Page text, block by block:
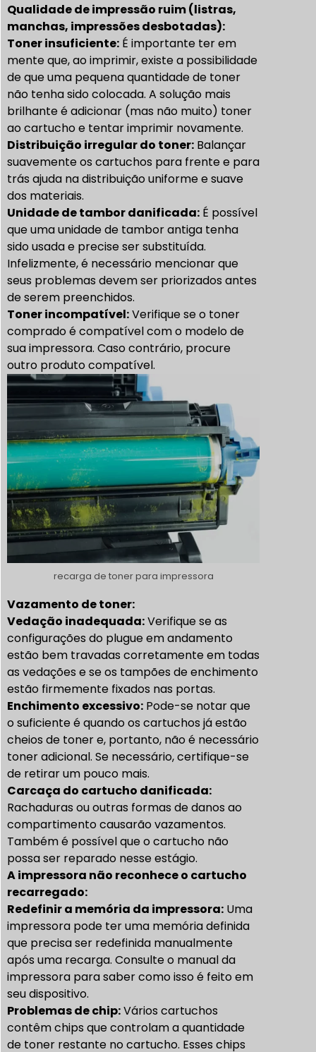
Qualidade de impressão ruim (listras,
manchas, impressões desbotadas):
Toner insuficiente: É importante ter em
mente que, ao imprimir, existe a possibilidade
de que uma pequena quantidade de toner
não tenha sido colocada. A solução mais
brilhante é adicionar (mas não muito) toner
ao cartucho e tentar imprimir novamente.
Distribuição irregular do toner: Balançar
suavemente os cartuchos para frente e para
trás ajuda na distribuição uniforme e suave
dos materiais.
Unidade de tambor danificada: É possível
que uma unidade de tambor antiga tenha
sido usada e precise ser substituída.
Infelizmente, é necessário mencionar que
seus problemas devem ser priorizados antes
de serem preenchidos.
Toner incompatível:Verifique se o toner
comprado é compatível com o modelo de
sua impressora. Caso contrário, procure
outro produto compatível.
recarga de toner para impressora
Vazamento de toner:
Vedação inadequada:Verifique se as
configurações do plugue em andamento
estão bem travadas corretamente em todas
as vedações e se os tampões de enchimento
estão firmemente fixados nas portas.
Enchimento excessivo: Pode-se notar que
o suficiente é quando os cartuchos já estão
cheios de toner e, portanto, não é necessário
toner adicional. Se necessário, certifique-se
de retirar um pouco mais.
Carcaça do cartucho danificada:
Rachaduras ou outras formas de danos ao
compartimento causarão vazamentos.
Também é possível que o cartucho não
possa ser reparado nesse estágio.
A impressora não reconhece o cartucho
recarregado:
Redefinir a memória da impressora: Uma
impressora pode ter uma memória definida
que precisa ser redefinida manualmente
após uma recarga. Consulte o manual da
impressora para saber como isso é feito em
seu dispositivo.
Problemas de chip:Vários cartuchos
contêm chips que controlam a quantidade
de toner restante no cartucho. Esses chips